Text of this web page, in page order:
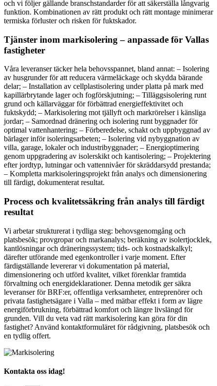
och vi följer gällande branschstandarder för att säkerställa långvarig
funktion. Kombinationen av rätt produkt och rätt montage minimerar
termiska förluster och risken för fuktskador.
Tjänster inom markisolering – anpassade för Vallas
fastigheter
Våra leveranser täcker hela behovsspannet, bland annat: – Isolering
av husgrunder för att reducera värmeläckage och skydda bärande
delar; – Installation av cellplastisolering under platta på mark med
kapillärbrytande lager och fogförskjutning; – Tilläggsisolering runt
grund och källarväggar för förbättrad energieffektivitet och
fuktskydd; – Markisolering mot tjällyft och markrörelser i känsliga
jordar; – Samordnad dränering och isolering runt byggnader för
optimal vattenhantering; – Förberedelse, schakt och uppbyggnad av
bärlager inför isoleringsarbeten; – Isolering vid nybyggnation av
villa, garage, lokaler och industribyggnader; – Energioptimering
genom uppgradering av isolerskikt och kantisolering; – Projektering
efter jordtyp, lutningar och vattennivåer för skräddarsydd prestanda;
– Kompletta markisoleringsprojekt från analys och dimensionering
till färdigt, dokumenterat resultat.
Process och kvalitetssäkring från analys till färdigt
resultat
Vi arbetar strukturerat i tydliga steg: behovsgenomgång och
platsbesök; provgropar och markanalys; beräkning av isolertjocklek,
kantlösningar och dräneringssystem; tids- och kostnadskalkyl;
därefter utförande med egenkontroller i varje moment. Efter
färdigställande levererar vi dokumentation på material,
dimensionering och utförd kvalitet, vilket förenklar framtida
förvaltning och energideklarationer. Denna metodik ger säkra
leveranser för BRF:er, offentliga verksamheter, entreprenörer och
privata fastighetsägare i Valla – med mätbar effekt i form av lägre
energiförbrukning, förbättrad komfort och längre livslängd för
grunden. Vill du veta vad rätt markisolering kan göra för din
fastighet? Använd kontaktformuläret för rådgivning, platsbesök och
en tydlig offert.
Kontakta oss idag!